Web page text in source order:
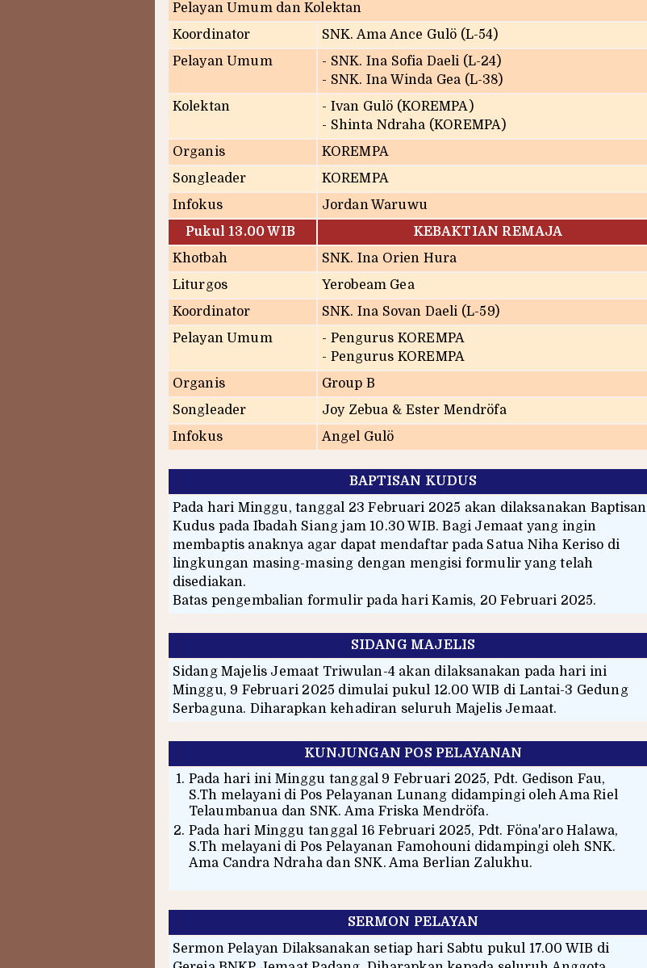
Pelayan Umum dan Kolektan
Koordinator
SNK. Ama Ance Gulö (L-54)
Pelayan Umum
- SNK. Ina Sofia Daeli (L-24)
- SNK. Ina Winda Gea (L-38)
Kolektan
- Ivan Gulö (KOREMPA)
- Shinta Ndraha (KOREMPA)
Organis
KOREMPA
Songleader
KOREMPA
Infokus
Jordan Waruwu
Pukul 13.00 WIB
KEBAKTIAN REMAJA
Khotbah
SNK. Ina Orien Hura
Liturgos
Yerobeam Gea
Koordinator
SNK. Ina Sovan Daeli (L-59)
Pelayan Umum
- Pengurus KOREMPA
- Pengurus KOREMPA
Organis
Group B
Songleader
Joy Zebua & Ester Mendröfa
Infokus
Angel Gulö
BAPTISAN KUDUS
Pada hari Minggu, tanggal 23 Februari 2025 akan dilaksanakan Baptisan
Kudus pada Ibadah Siang jam 10.30 WIB. Bagi Jemaat yang ingin
membaptis anaknya agar dapat mendaftar pada Satua Niha Keriso di
lingkungan masing-masing dengan mengisi formulir yang telah
disediakan.
Batas pengembalian formulir pada hari Kamis, 20 Februari 2025.
SIDANG MAJELIS
Sidang Majelis Jemaat Triwulan-4 akan dilaksanakan pada hari ini
Minggu, 9 Februari 2025 dimulai pukul 12.00 WIB di Lantai-3 Gedung
Serbaguna. Diharapkan kehadiran seluruh Majelis Jemaat.
KUNJUNGAN POS PELAYANAN
Pada hari ini Minggu tanggal 9 Februari 2025, Pdt. Gedison Fau,
S.Th melayani di Pos Pelayanan Lunang didampingi oleh Ama Riel
Telaumbanua dan SNK. Ama Friska Mendröfa.
Pada hari Minggu tanggal 16 Februari 2025, Pdt. Föna'aro Halawa,
S.Th melayani di Pos Pelayanan Famohouni didampingi oleh SNK.
Ama Candra Ndraha dan SNK. Ama Berlian Zalukhu.
SERMON PELAYAN
Sermon Pelayan Dilaksanakan setiap hari Sabtu pukul 17.00 WIB di